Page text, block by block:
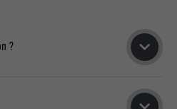
?
que votre réservation